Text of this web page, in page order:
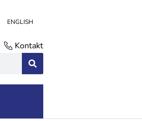
ENGLISH
Kontakt